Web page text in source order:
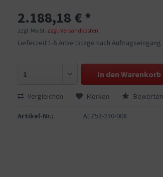
2.188,18 € *
zzgl. MwSt. zzgl. Versandkosten
Lieferzeit 1-5 Arbeitstage nach Auftragseingang
In den Warenkorb
Vergleichen Merken Bewerten
Artikel-Nr.: AEZ52-230-008